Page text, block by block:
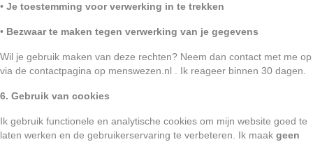
• Je toestemming voor verwerking in te trekken
• Bezwaar te maken tegen verwerking van je gegevens
Wil je gebruik maken van deze rechten? Neem dan contact met me op
via de contactpagina op menswezen.nl . Ik reageer binnen 30 dagen.
6. Gebruik van cookies
Ik gebruik functionele en analytische cookies om mijn website goed te
laten werken en de gebruikerservaring te verbeteren. Ik maak geen